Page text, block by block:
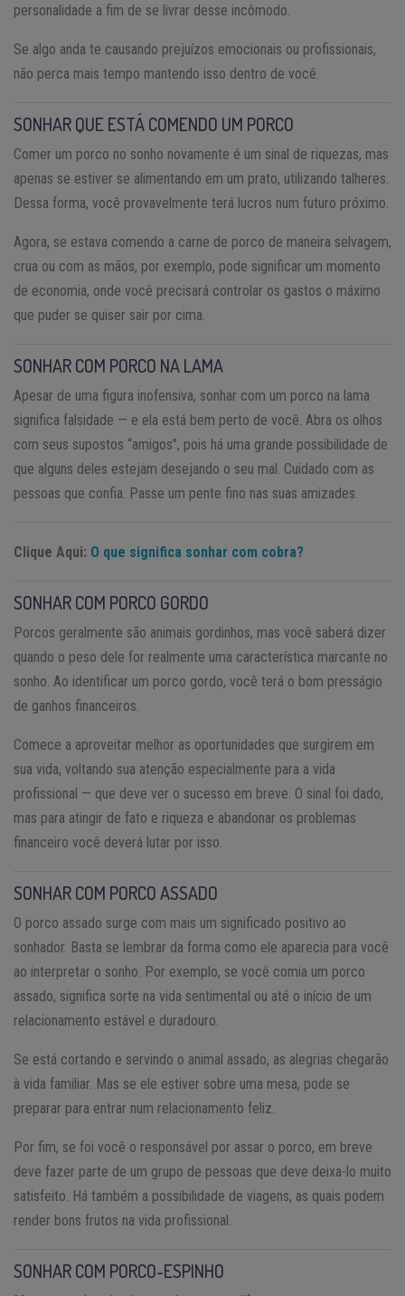
personalidade a fim de se livrar desse incômodo.
Se algo anda te causando prejuízos emocionais ou profissionais,
não perca mais tempo mantendo isso dentro de você.
SONHAR QUE ESTÁ COMENDO UM PORCO
Comer um porco no sonho novamente é um sinal de riquezas, mas
apenas se estiver se alimentando em um prato, utilizando talheres.
Dessa forma, você provavelmente terá lucros num futuro próximo.
Agora, se estava comendo a carne de porco de maneira selvagem,
crua ou com as mãos, por exemplo, pode significar um momento
de economia, onde você precisará controlar os gastos o máximo
que puder se quiser sair por cima.
SONHAR COM PORCO NA LAMA
Apesar de uma figura inofensiva, sonhar com um porco na lama
significa falsidade — e ela está bem perto de você. Abra os olhos
com seus supostos “amigos”, pois há uma grande possibilidade de
que alguns deles estejam desejando o seu mal. Cuidado com as
pessoas que confia. Passe um pente fino nas suas amizades.
Clique Aqui: O que significa sonhar com cobra?
SONHAR COM PORCO GORDO
Porcos geralmente são animais gordinhos, mas você saberá dizer
quando o peso dele for realmente uma característica marcante no
sonho. Ao identificar um porco gordo, você terá o bom presságio
de ganhos financeiros.
Comece a aproveitar melhor as oportunidades que surgirem em
sua vida, voltando sua atenção especialmente para a vida
profissional — que deve ver o sucesso em breve. O sinal foi dado,
mas para atingir de fato e riqueza e abandonar os problemas
financeiro você deverá lutar por isso.
SONHAR COM PORCO ASSADO
O porco assado surge com mais um significado positivo ao
sonhador. Basta se lembrar da forma como ele aparecia para você
ao interpretar o sonho. Por exemplo, se você comia um porco
assado, significa sorte na vida sentimental ou até o início de um
relacionamento estável e duradouro.
Se está cortando e servindo o animal assado, as alegrias chegarão
à vida familiar. Mas se ele estiver sobre uma mesa, pode se
preparar para entrar num relacionamento feliz.
Por fim, se foi você o responsável por assar o porco, em breve
deve fazer parte de um grupo de pessoas que deve deixa-lo muito
satisfeito. Há também a possibilidade de viagens, as quais podem
render bons frutos na vida profissional.
SONHAR COM PORCO-ESPINHO